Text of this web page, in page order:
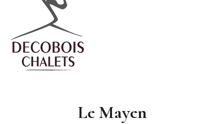
Le Mayen